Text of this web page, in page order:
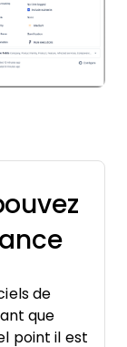
de
que
point il est